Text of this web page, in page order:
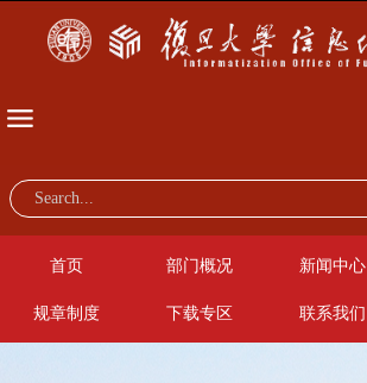
首页 部门概况 新闻中心
规章制度 下载专区 联系我们